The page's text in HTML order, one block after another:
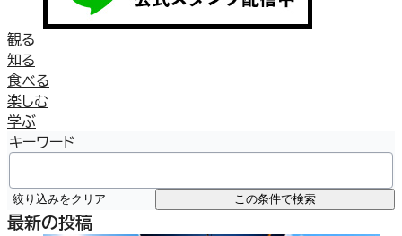
観る
知る
食べる
楽しむ
学ぶ
キーワード
絞り込みをクリア この条件で検索
最新の投稿